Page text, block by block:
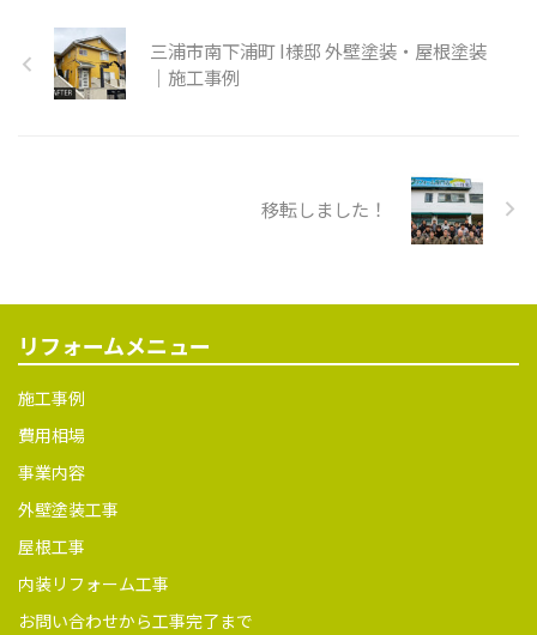
ーボックス下塗 ...
イントパーフェクトトップ屋根
塗料種類：ラジカル塗料塗料
名：日本ペイントパーフェクト
1回目 雨樋上塗り2回目 雨戸ケ
レン 錆止め ...
三浦市南下浦町 I様邸 外壁塗装・屋根塗装
｜施工事例
移転しました！
リフォームメニュー
施工事例
費用相場
事業内容
外壁塗装工事
屋根工事
内装リフォーム工事
お問い合わせから工事完了まで